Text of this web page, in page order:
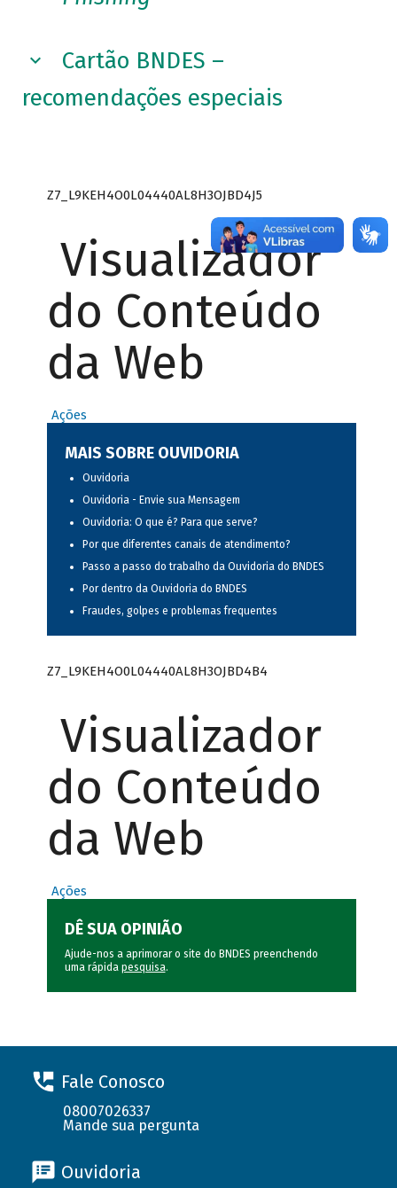
Cartão BNDES –
recomendações especiais
Z7_L9KEH4O0L04440AL8H3OJBD4J5
Visualizador
do Conteúdo
da Web
Ações
MAIS SOBRE OUVIDORIA
Ouvidoria
Ouvidoria - Envie sua Mensagem
Ouvidoria: O que é? Para que serve?
Por que diferentes canais de atendimento?
Passo a passo do trabalho da Ouvidoria do BNDES
Por dentro da Ouvidoria do BNDES
Fraudes, golpes e problemas frequentes
Z7_L9KEH4O0L04440AL8H3OJBD4B4
Visualizador
do Conteúdo
da Web
Ações
DÊ SUA OPINIÃO
Ajude-nos a aprimorar o site do BNDES preenchendo
uma rápida pesquisa.
Fale Conosco
08007026337
Mande sua pergunta
Ouvidoria